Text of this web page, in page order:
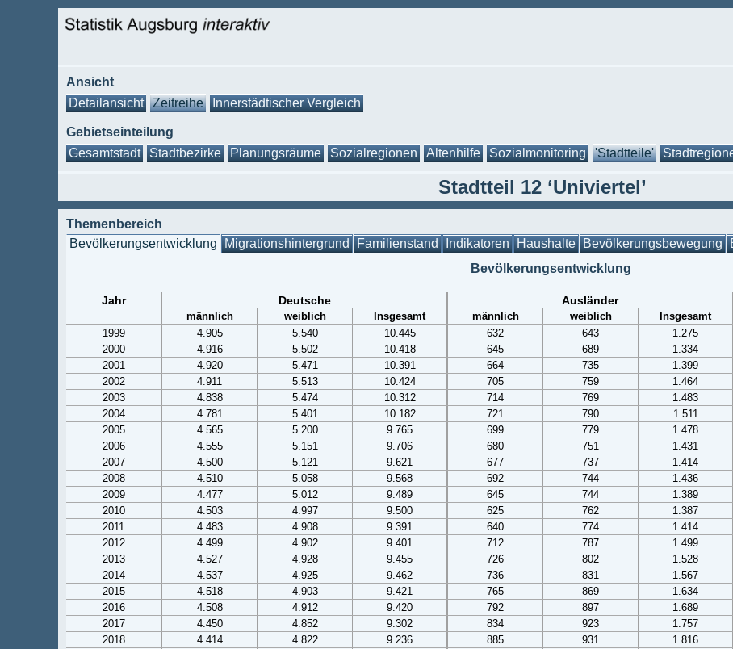
Ansicht
Detailansicht
Zeitreihe Innerstädtischer Vergleich
Gebietseinteilung
Gesamtstadt
Stadtbezirke Planungsräume Sozialregionen Altenhilfe Sozialmonitoring 'Stadtteile'
Stadtteil 12 ‘Univiertel’
Themenbereich
Bevölkerungsentwicklung Migrationshintergrund Familienstand Indikatoren Haushalte Bevölkerungsbewegung
Bevölkerungsentwicklung
Jahr Deutsche Ausländer
männlich weiblich Insgesamt männlich weiblich Insgesamt
1999
4.905 5.540 10.445 632 643 1.275
2000
4.916 5.502 10.418 645 689 1.334
2001
4.920 5.471 10.391 664 735 1.399
2002
4.911 5.513 10.424 705 759 1.464
2003
4.838 5.474 10.312 714 769 1.483
2004
4.781 5.401 10.182 721 790 1.511
2005
4.565 5.200 9.765 699 779 1.478
2006
4.555 5.151 9.706 680 751 1.431
2007
4.500 5.121 9.621 677 737 1.414
2008
4.510 5.058 9.568 692 744 1.436
2009
4.477 5.012 9.489 645 744 1.389
2010
4.503 4.997 9.500 625 762 1.387
2011
4.483 4.908 9.391 640 774 1.414
2012
4.499 4.902 9.401 712 787 1.499
2013
4.527 4.928 9.455 726 802 1.528
2014
4.537 4.925 9.462 736 831 1.567
2015
4.518 4.903 9.421 765 869 1.634
2016
4.508 4.912 9.420 792 897 1.689
2017
4.450 4.852 9.302 834 923 1.757
2018
4.414 4.822 9.236 885 931 1.816